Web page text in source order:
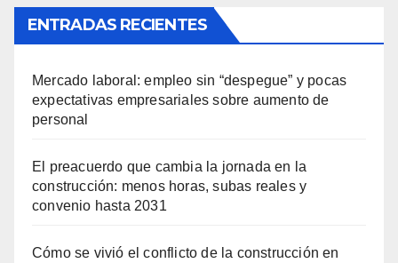
ENTRADAS RECIENTES
Mercado laboral: empleo sin “despegue” y pocas
expectativas empresariales sobre aumento de
personal
El preacuerdo que cambia la jornada en la
construcción: menos horas, subas reales y
convenio hasta 2031
Cómo se vivió el conflicto de la construcción en